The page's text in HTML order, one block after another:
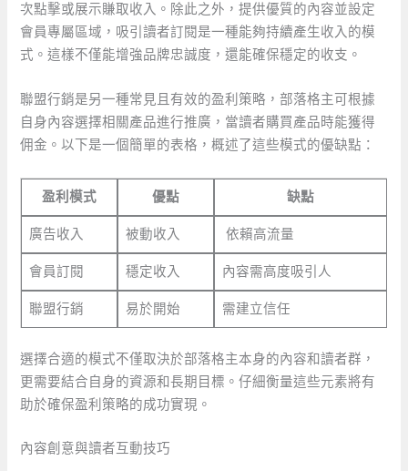
次點擊或展示賺取收入。除此之外，提供優質的內容並設定
會員專屬區域，吸引讀者訂閱是一種能夠持續產生收入的模
式。這樣不僅能增強品牌忠誠度，還能確保穩定的收支。
聯盟行銷是另一種常見且有效的盈利策略，部落格主可根據
自身內容選擇相關產品進行推廣，當讀者購買產品時能獲得
佣金。以下是一個簡單的表格，概述了這些模式的優缺點：
盈利模式 優點 缺點
廣告收入 被動收入 ⁢ 依賴高流量
會員訂閱 穩定收入 內容需高度吸引人
聯盟行銷 易於開始 需建立信任
選擇合適的模式不僅取決於部落格主本身的內容和讀者群，
更需要結合自身的資源和長期目標。仔細衡量這些元素將有
助於確保盈利策略的成功實現。
內容創意與讀者互動技巧